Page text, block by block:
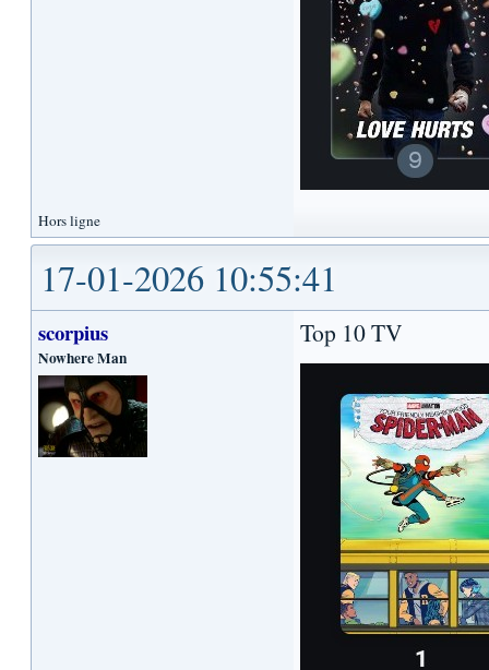
Hors ligne
17-01-2026 10:55:41
scorpius
Nowhere Man
Top 10 TV